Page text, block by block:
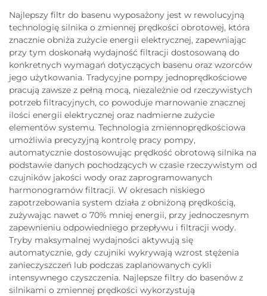
Najlepszy filtr do basenu wyposażony jest w rewolucyjną
technologię silnika o zmiennej prędkości obrotowej, która
znacznie obniża zużycie energii elektrycznej, zapewniając
przy tym doskonałą wydajność filtracji dostosowaną do
konkretnych wymagań dotyczących basenu oraz wzorców
jego użytkowania. Tradycyjne pompy jednoprędkościowe
pracują zawsze z pełną mocą, niezależnie od rzeczywistych
potrzeb filtracyjnych, co powoduje marnowanie znacznej
ilości energii elektrycznej oraz nadmierne zużycie
elementów systemu. Technologia zmiennoprędkościowa
umożliwia precyzyjną kontrolę pracy pompy,
automatycznie dostosowując prędkość obrotową silnika na
podstawie danych pochodzących w czasie rzeczywistym od
czujników jakości wody oraz zaprogramowanych
harmonogramów filtracji. W okresach niskiego
zapotrzebowania system działa z obniżoną prędkością,
zużywając nawet o 70% mniej energii, przy jednoczesnym
zapewnieniu odpowiedniego przepływu i filtracji wody.
Tryby maksymalnej wydajności aktywują się
automatycznie, gdy czujniki wykrywają wzrost stężenia
zanieczyszczeń lub podczas zaplanowanych cykli
intensywnego czyszczenia. Najlepsze filtry do basenów z
silnikami o zmiennej prędkości wykorzystują